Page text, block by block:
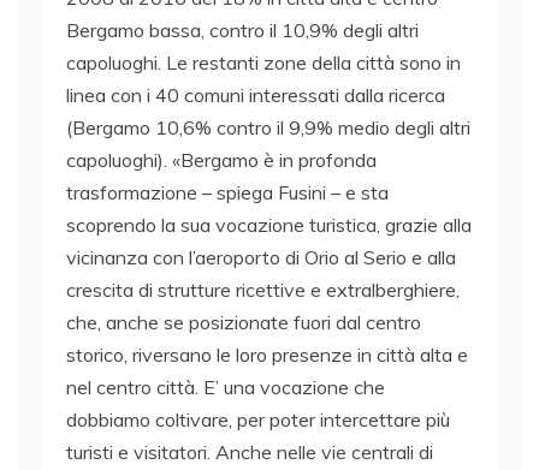
Bergamo bassa, contro il 10,9% degli altri
capoluoghi. Le restanti zone della città sono in
linea con i 40 comuni interessati dalla ricerca
(Bergamo 10,6% contro il 9,9% medio degli altri
capoluoghi). «Bergamo è in profonda
trasformazione – spiega Fusini – e sta
scoprendo la sua vocazione turistica, grazie alla
vicinanza con l’aeroporto di Orio al Serio e alla
crescita di strutture ricettive e extralberghiere,
che, anche se posizionate fuori dal centro
storico, riversano le loro presenze in città alta e
nel centro città. E’ una vocazione che
dobbiamo coltivare, per poter intercettare più
turisti e visitatori. Anche nelle vie centrali di